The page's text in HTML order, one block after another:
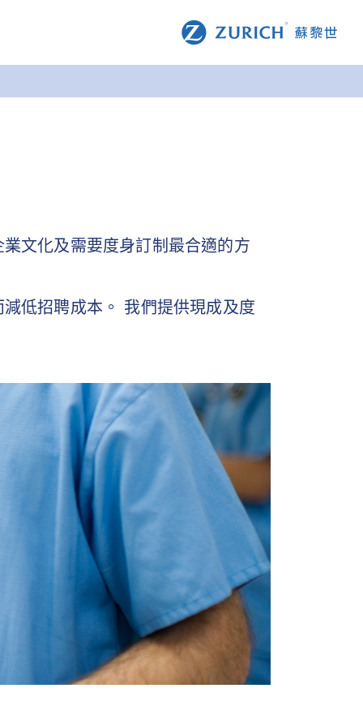
文化及需要度身訂制最合適的方
低招聘成本。 我們提供現成及度